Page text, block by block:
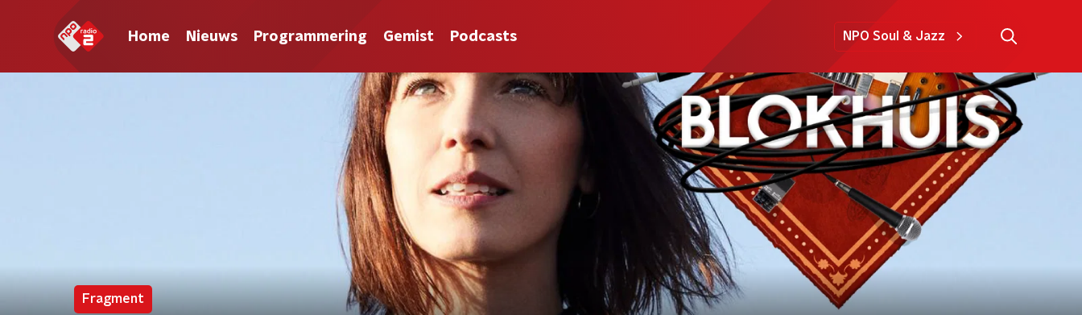
Home Nieuws Programmering Gemist Podcasts NPO Soul & Jazz
Fragment